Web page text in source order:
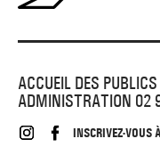
ACCUEIL DES
ADMINISTRATION 02
INSCRIVEZ-VOUS